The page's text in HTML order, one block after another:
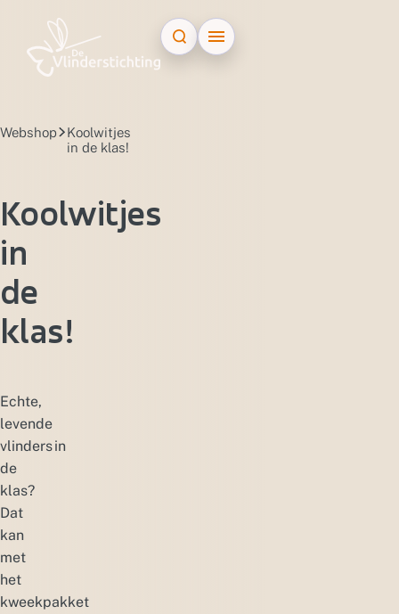
Webshop
Koolwitjes
in de klas!
Koolwitjes
in
de
klas!
Echte,
levende
vlinders in
de
klas?
Dat
kan
met
het
kweekpakket